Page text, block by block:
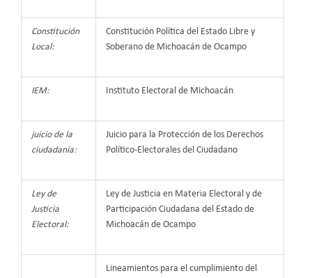
Constitución
Local:
Constitución Política del Estado Libre y
Soberano de Michoacán de Ocampo
IEM: Instituto Electoral de Michoacán
juicio de la
ciudadanía:
Juicio para la Protección de los Derechos
Político-Electorales del Ciudadano
Ley de
Justicia
Electoral:
Ley de Justicia en Materia Electoral y de
Participación Ciudadana del Estado de
Michoacán de Ocampo
Lineamientos para el cumplimiento del